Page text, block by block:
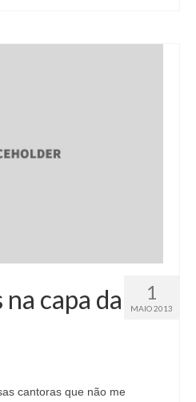
1
MAIO 2013
capa da
cantoras que não me